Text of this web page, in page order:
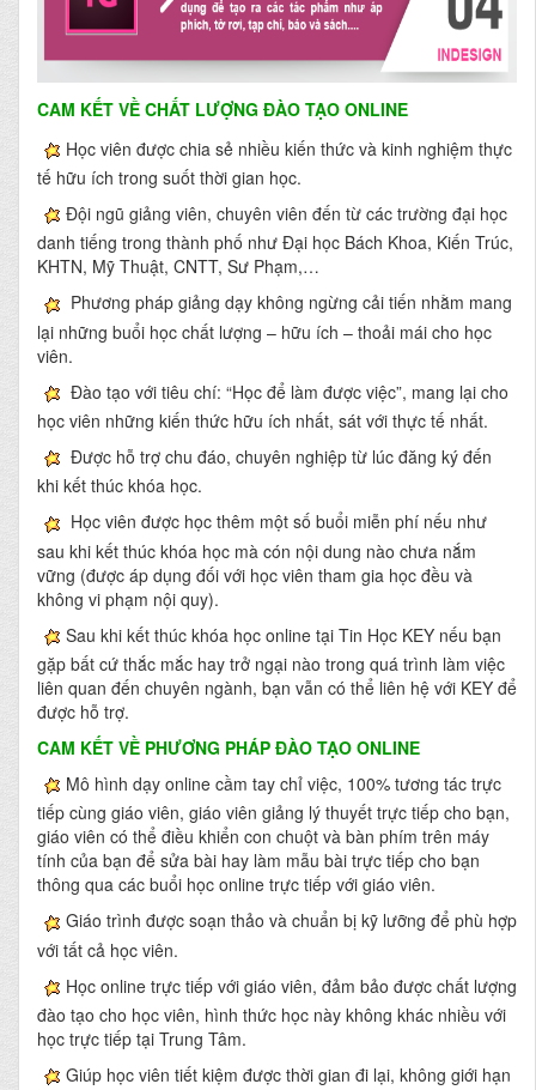
CAM KẾT VỀ CHẤT LƯỢNG ĐÀO TẠO ONLINE
Học viên được chia sẻ nhiều kiến thức và kinh nghiệm thực
tế hữu ích trong suốt thời gian học.
Đội ngũ giảng viên, chuyên viên đến từ các trường đại học
danh tiếng trong thành phố như Đại học Bách Khoa, Kiến Trúc,
KHTN, Mỹ Thuật, CNTT, Sư Phạm,…
Phương pháp giảng dạy không ngừng cải tiến nhằm mang
lại những buổi học chất lượng – hữu ích – thoải mái cho học
viên.
Đào tạo với tiêu chí: “Học để làm được việc”, mang lại cho
học viên những kiến thức hữu ích nhất, sát với thực tế nhất.
Được hỗ trợ chu đáo, chuyên nghiệp từ lúc đăng ký đến
khi kết thúc khóa học.
Học viên được học thêm một số buổi miễn phí nếu như
sau khi kết thúc khóa học mà cón nội dung nào chưa nắm
vững (được áp dụng đối với học viên tham gia học đều và
không vi phạm nội quy).
Sau khi kết thúc khóa học online tại Tin Học KEY nếu bạn
gặp bất cứ thắc mắc hay trở ngại nào trong quá trình làm việc
liên quan đến chuyên ngành, bạn vẫn có thể liên hệ với KEY để
được hỗ trợ.
CAM KẾT VỀ PHƯƠNG PHÁP ĐÀO TẠO ONLINE
Mô hình dạy online cầm tay chỉ việc, 100% tương tác trực
tiếp cùng giáo viên, giáo viên giảng lý thuyết trực tiếp cho bạn,
giáo viên có thể điều khiển con chuột và bàn phím trên máy
tính của bạn để sửa bài hay làm mẫu bài trực tiếp cho bạn
thông qua các buổi học online trực tiếp với giáo viên.
Giáo trình được soạn thảo và chuẩn bị kỹ lưỡng để phù hợp
với tất cả học viên.
Học online trực tiếp với giáo viên, đảm bảo được chất lượng
đào tạo cho học viên, hình thức học này không khác nhiều với
học trực tiếp tại Trung Tâm.
Giúp học viên tiết kiệm được thời gian đi lại, không giới hạn